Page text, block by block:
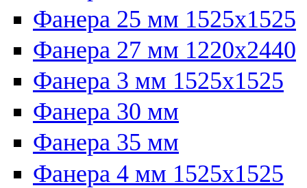
Фанера 25 мм 1525х1525
Фанера 27 мм 1220х2440
Фанера 3 мм 1525х1525
Фанера 30 мм
Фанера 35 мм
Фанера 4 мм 1525х1525